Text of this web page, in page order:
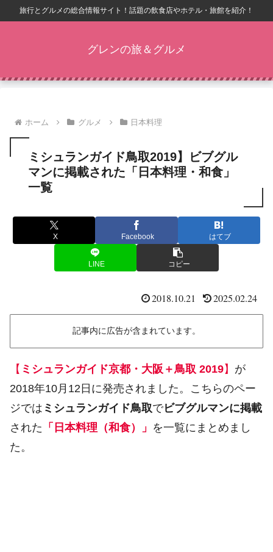
旅行とグルメの総合情報サイト！話題の飲食店やホテル・旅館を紹介！
グレンの旅＆グルメ
ホーム グルメ 日本料理
ミシュランガイド鳥取2019】ビブグル
マンに掲載された「日本料理・和食」
一覧
X Facebook はてブ
LINE コピー
2018.10.21 2025.02.24
記事内に広告が含まれています。
【 ミシュランガイド京都・大阪＋鳥取 2019】 が
2018年10月12日に発売されました。こちらのペー
ジでは ミシュランガイド鳥取でビブグルマンに掲載
された 「日本料理（和食）」 を一覧にまとめまし
た。